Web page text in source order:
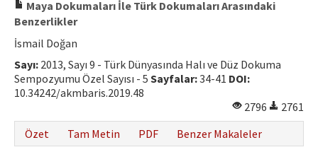
Maya Dokumaları İle Türk Dokumaları Arasındaki
Benzerlikler
İsmail Doğan
Sayı: 2013, Sayı 9 - Türk Dünyasında Halı ve Düz Dokuma
Sempozyumu Özel Sayısı - 5 Sayfalar:34-41 DOI:
10.34242/akmbaris.2019.48
2796
2761
Özet
Tam Metin PDF Benzer Makaleler